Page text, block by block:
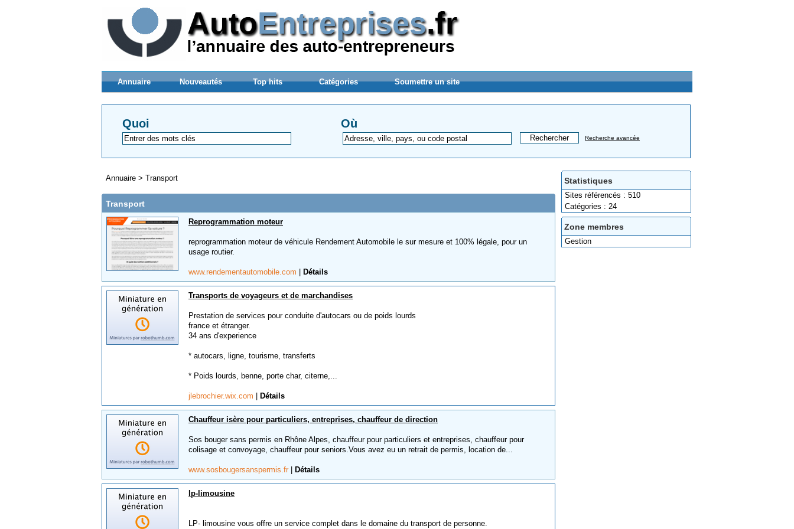
Annuaire Nouveautés Top hits Catégories Soumettre un site
Quoi Où
Recherche avancée
Statistiques
Sites référencés : 510
Catégories : 24
Zone membres
Gestion
Annuaire > Transport
Transport
Reprogrammation moteur
reprogrammation moteur de véhicule Rendement Automobile le sur mesure et 100% légale, pour un
usage routier.
www.rendementautomobile.com Détails
Transports de voyageurs et de marchandises
Prestation de services pour conduite d'autocars ou de poids lourds
france et étranger.
34 ans d'experience
* autocars, ligne, tourisme, transferts
* Poids lourds, benne, porte char, citerne,...
jlebrochier.wix.com Détails
Chauffeur isère pour particuliers, entreprises, chauffeur de direction
Sos bouger sans permis en Rhône Alpes, chauffeur pour particuliers et entreprises, chauffeur pour
colisage et convoyage, chauffeur pour seniors.Vous avez eu un retrait de permis, location de...
www.sosbougersanspermis.fr Détails
lp-limousine
LP- limousine vous offre un service complet dans le domaine du transport de personne.